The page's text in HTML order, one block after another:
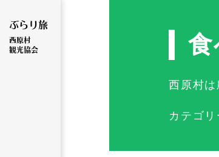
ぶらり旅
西原村
観光協会
食
西原村
カテゴリ